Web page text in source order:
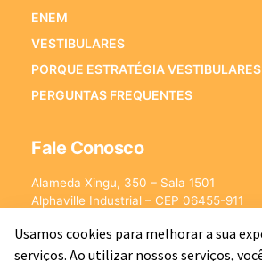
ENEM
VESTIBULARES
PORQUE ESTRATÉGIA VESTIBULARES
PERGUNTAS FREQUENTES
Fale Conosco
Alameda Xingu, 350 – Sala 1501
Alphaville Industrial – CEP 06455-911
E-mail:[email protected]